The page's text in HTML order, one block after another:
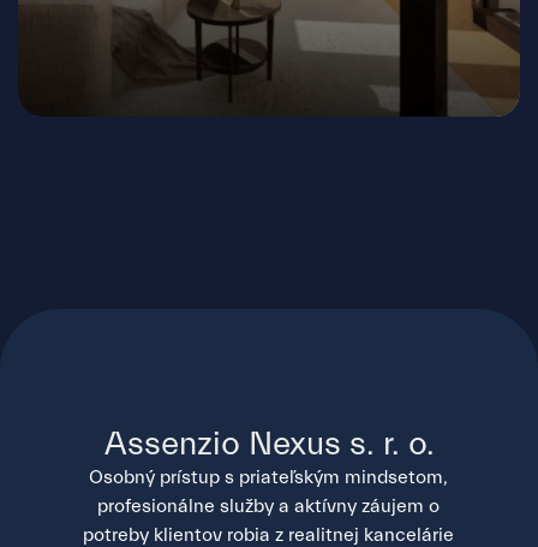
Assenzio Nexus s. r. o.
Osobný prístup s priateľským mindsetom,
profesionálne služby a aktívny záujem o
potreby klientov robia z realitnej kancelárie